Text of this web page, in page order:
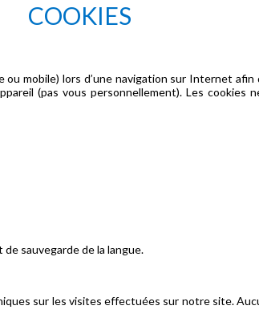
COOKIES
mobile) lors d’une navigation sur Internet
(pas vous personnellement). Les cookies
sauvegarde de la langue.
sur les visites effectuées sur notre site.